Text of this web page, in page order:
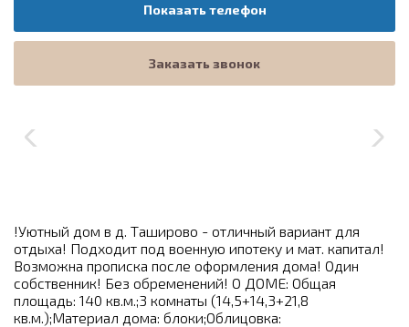
Показать телефон
Заказать звонок
!Уютный дом в д. Таширово - отличный вариант для
отдыха! Подходит под военную ипотеку и мат. капитал!
Возможна прописка после оформления дома! Один
собственник! Без обременений! О ДОМЕ: Общая
площадь: 140 кв.м.;3 комнаты (14,5+14,3+21,8
кв.м.);Материал дома: блоки;Облицовка: